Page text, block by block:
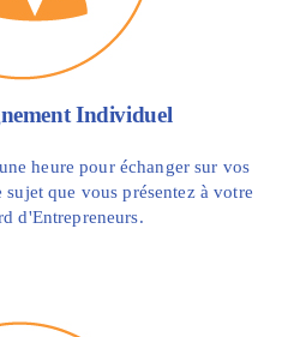
Individuel
heure pour échanger sur vos
que vous présentez à votre
d'Entrepreneurs.